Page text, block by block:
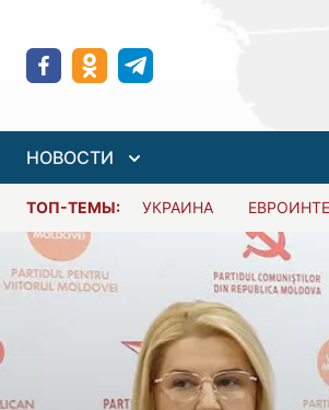
НОВОСТИ
ТОП-ТЕМЫ: УКРАИНА